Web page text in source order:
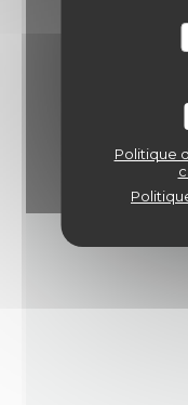
Politique